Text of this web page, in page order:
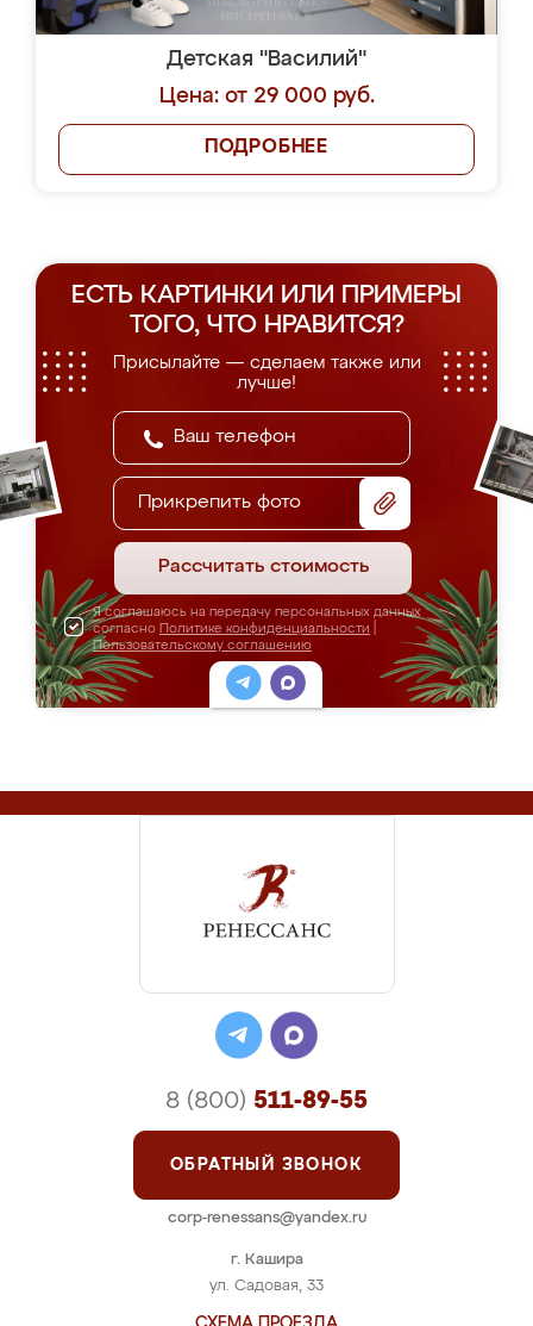
Детская "Василий"
Цена: от 29 000 руб.
ПОДРОБНЕЕ
ЕСТЬ КАРТИНКИ ИЛИ ПРИМЕРЫ
ТОГО, ЧТО НРАВИТСЯ?
Присылайте — сделаем также или
лучше!
Прикрепить фото
Рассчитать стоимость
Я соглашаюсь на передачу персональных данных
согласно Политике конфиденциальности
Пользовательскому соглашению
г. Кашира
ул. Садовая, 33
8 (800) 511-89-55
ОБРАТНЫЙ ЗВОНОК
corp-renessans@yandex.ru